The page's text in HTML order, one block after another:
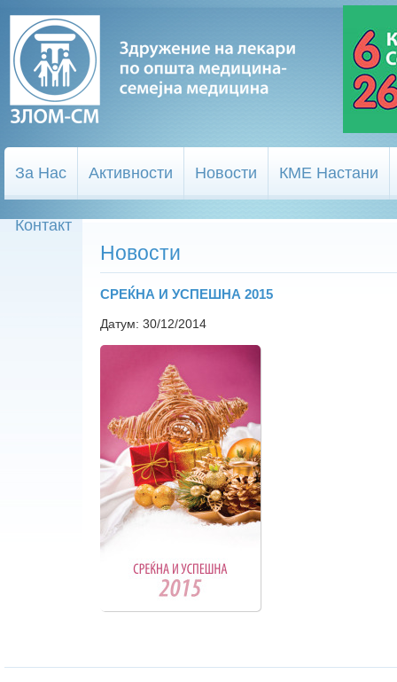
За Нас Активности Новости КМЕ Настани
Контакт
Новости
СРЕЌНА И УСПЕШНА 2015
Датум: 30/12/2014